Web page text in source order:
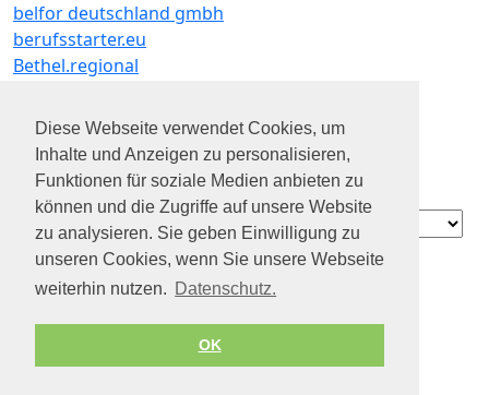
Diese Webseite verwendet Cookies, um
Inhalte und Anzeigen zu personalisieren,
Funktionen für soziale Medien anbieten zu
können und die Zugriffe auf unsere Website
zu analysieren. Sie geben Einwilligung zu
unseren Cookies, wenn Sie unsere Webseite
weiterhin nutzen. Datenschutz.
OK
belfor deutschland gmbh
berufsstarter.eu
Bethel.regional
bofrost Dienstleistungs GmbH & Co. KG
brillen. de
Brillux GmbH & Co. KG
bundesverwaltungsamt
Contact
Über uns
Impressum
Geschäftsbedingungen